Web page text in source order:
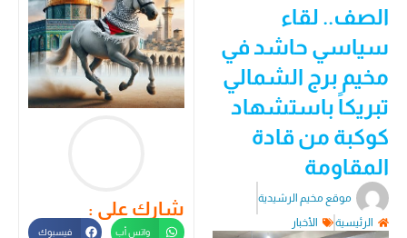
الصف.. لقاء
سياسي حاشد في
مخيم برج الشمالي
تبريكاً باستشهاد
كوكبة من قادة
المقاومة
موقع مخيم الرشيدية
الرئيسية
الأخبار
شارك على :
واتس أب فيسبوك